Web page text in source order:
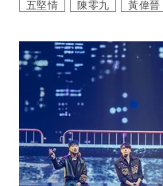
五堅情 陳零九 黃偉晉